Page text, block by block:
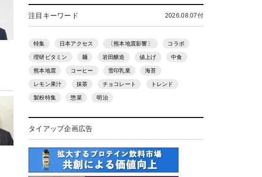
注目キーワード 2026.08.07付
特集 日本アクセス 〔熊本地震影響〕 コラボ
理研ビタミン 麺 岩田醸造 値上げ 中食
熊本地震 コーヒー 雪印乳業 海苔
レモン果汁 抹茶 チョコレート トレンド
製粉特集 惣菜 明治
タイアップ企画広告